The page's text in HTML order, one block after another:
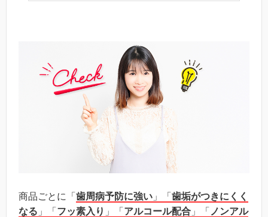
商品ごとに「 歯周病予防に強い 」「 歯垢がつきにくく
なる 」「 フッ素入り 」「 アルコール配合 」「 ノンアル